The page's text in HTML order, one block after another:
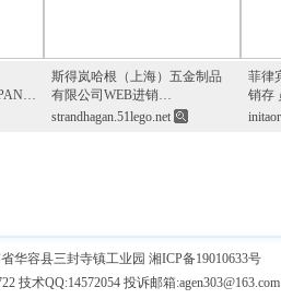
斯得岚哈根（上海）五金制品
有限公司WEB进销…
strandhagan.51lego.net
菲律
销存
华容县三封寺镇工业园 湘ICP备19010633号
技术QQ:14572054 投诉邮箱:agen303@163.com